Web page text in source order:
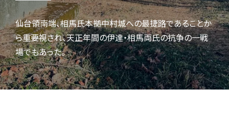
仙台領南端、相馬氏本拠中村城への最捷路であることか
ら重要視され、天正年間の伊達・相馬両氏の抗争の一戦
場でもあった。